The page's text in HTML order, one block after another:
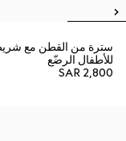
سترة من القطن مع
للأطفال الرضّع
SAR 2,800